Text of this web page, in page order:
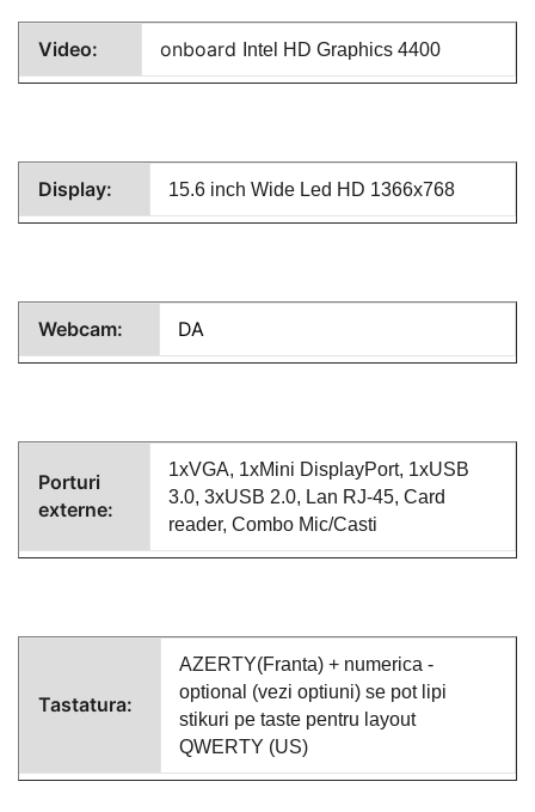
Video: onboard Intel HD Graphics 4400
Display: 15.6 inch Wide Led HD 1366x768
Webcam: DA
Porturi
externe:
1xVGA, 1xMini DisplayPort, 1xUSB
3.0, 3xUSB 2.0, Lan RJ-45, Card
reader, Combo Mic/Casti
Tastatura:
AZERTY(Franta) + numerica -
optional (vezi optiuni) se pot lipi
stikuri pe taste pentru layout
QWERTY (US)